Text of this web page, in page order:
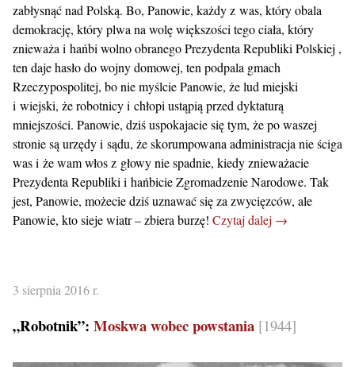
zabłysnąć nad Polską. Bo, Panowie, każdy z was, który obala
demokrację, który plwa na wolę większości tego ciała, który
znieważa i hańbi wolno obranego Prezydenta Republiki Polskiej ,
ten daje hasło do wojny domowej, ten podpala gmach
Rzeczypospolitej, bo nie myślcie Panowie, że lud miejski
i wiejski, że robotnicy i chłopi ustąpią przed dyktaturą
mniejszości. Panowie, dziś uspokajacie się tym, że po waszej
stronie są urzędy i sądu, że skorumpowana administracja nie ściga
was i że wam włos z głowy nie spadnie, kiedy znieważacie
Prezydenta Republiki i hańbicie Zgromadzenie Narodowe. Tak
jest, Panowie, możecie dziś uznawać się za zwycięzców, ale
Panowie, kto sieje wiatr – zbiera burzę! Czytaj dalej →
3 sierpnia 2016 r.
„Robotnik”: Moskwa wobec powstania [1944]